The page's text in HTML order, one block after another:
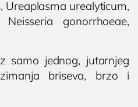
Ureaplasma urealyticum,
gonorrhoeae,
samo jednog, jutarnjeg
briseva, brzo i